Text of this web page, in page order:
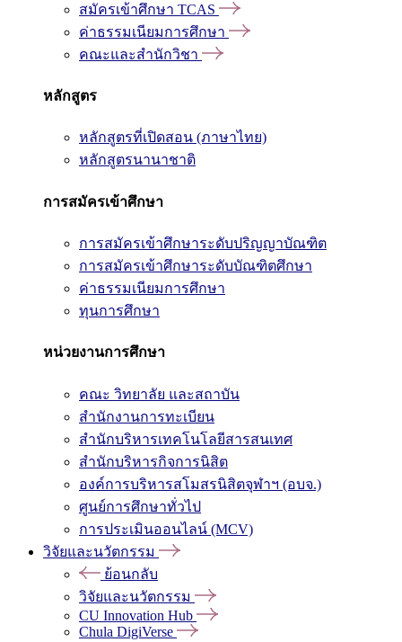
สมัครเข้าศึกษา TCAS
ค่าธรรมเนียมการศึกษา
คณะและสำนักวิชา
หลักสูตร
หลักสูตรที่เปิดสอน (ภาษาไทย)
หลักสูตรนานาชาติ
การสมัครเข้าศึกษา
การสมัครเข้าศึกษาระดับปริญญาบัณฑิต
การสมัครเข้าศึกษาระดับบัณฑิตศึกษา
ค่าธรรมเนียมการศึกษา
ทุนการศึกษา
หน่วยงานการศึกษา
คณะ วิทยาลัย และสถาบัน
สำนักงานการทะเบียน
สำนักบริหารเทคโนโลยีสารสนเทศ
สำนักบริหารกิจการนิสิต
องค์การบริหารสโมสรนิสิตจุฬาฯ (อบจ.)
ศูนย์การศึกษาทั่วไป
การประเมินออนไลน์ (MCV)
วิจัยและนวัตกรรม
ย้อนกลับ
วิจัยและนวัตกรรม
CU Innovation Hub
Chula DigiVerse